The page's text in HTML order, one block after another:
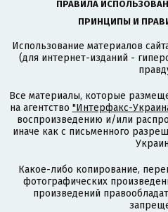
ПРАВИЛА
ПРИНЦИПЫ И
Использование материалов
(для интернет-изданий -
Все материалы, которые
на агентство "Интерфакс-
воспроизведению и/или
иначе как с письменного
Какое-либо копирование,
фотографических
произведений